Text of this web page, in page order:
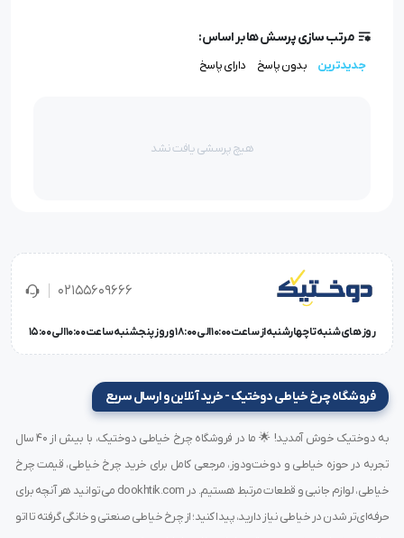
معمولا کاربران لوازم خانگی به هنگام خرید محصول به دنبال
محصول، امنیت خاطر مشتری را به همراه دارد.
همچنین از مزایای مفید این چرخ خیاطی حق انتخاب در هنگام
هنگام استفاده از این چرخ خیاطی کاربر قابلیت دوخت با پدال
و همچنین بدون استفاده از پدال، با استفاده از دکمه های
روی پنل دیجیتال را دارد.
مرتب سازی پرسش ها بر اساس:
جدیدترین بدون پاسخ دارای پاسخ
هیچ پرسشی یافت نشد
02155609666
روز های شنبه تا چهارشنبه از ساعت 10:00 الی 18:00 و روز پنجشنبه ساعت 10:00 الی 15:00
فروشگاه چرخ خیاطی دوختیک - خرید آنلاین و ارسال سریع
به دوختیک خوش آمدید! 🌟 ما در فروشگاه چرخ خیاطی دوختیک، با بیش از ۴۰ سال
تجربه در حوزه خیاطی و دوخت‌ودوز، مرجعی کامل برای خرید چرخ خیاطی، قیمت چرخ
خیاطی، لوازم جانبی و قطعات مرتبط هستیم. در dookhtik.com می‌توانید هر آنچه برای
حرفه‌ای‌تر شدن در خیاطی نیاز دارید، پیدا کنید؛ از چرخ خیاطی صنعتی و خانگی گرفته تا اتو